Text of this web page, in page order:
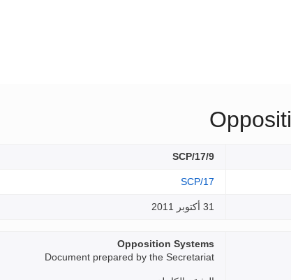
SCP/17/9
SCP/17
31 أكتوبر 2011
Opposition Systems
Document prepared by the Secretariat